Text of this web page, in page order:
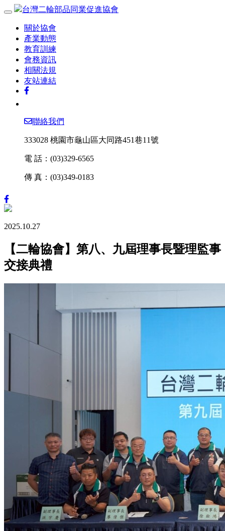
台灣二輪部品同業促進協會
關於協會
產業動態
教育訓練
會務資訊
相關法規
友站連結
聯絡我們
333028 桃園市龜山區大同路451巷11號
電 話： (03)329-6565
傳 真： (03)349-0183
2025.10.27
【二輪協會】第八、九屆理事長暨理監事
交接典禮